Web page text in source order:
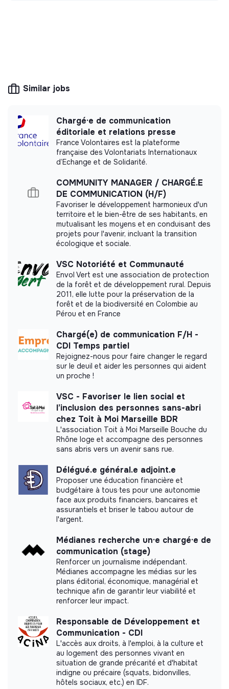
making potential is limited. It may be an
More information
Website
Nonprofit organization
Between 250 and 2000
employees
Handicap
Impact study
ANRH did not yet communicate its impact
measurement.
Labels and certifications
This structure did not communicate to us the
labels or certifications that it was able to obtain.
Documents
Did not yet add a transparency document.
Similar jobs
Chargé·e de communication
éditoriale et relations presse
France Volontaires est la plateforme
française des Volontariats Internationaux
d’Echange et de Solidarité.
COMMUNITY MANAGER / CHARGÉ.E
DE COMMUNICATION (H/F)
Favoriser le développement harmonieux d'un
territoire et le bien-être de ses habitants, en
mutualisant les moyens et en conduisant des
projets pour l'avenir, incluant la transition
écologique et sociale.
VSC Notoriété et Communauté
Envol Vert est une association de protection
de la forêt et de développement rural. Depuis
2011, elle lutte pour la préservation de la
forêt et de la biodiversité en Colombie au
Pérou et en France
Chargé(e) de communication F/H -
CDI Temps partiel
Rejoignez-nous pour faire changer le regard
sur le deuil et aider les personnes qui aident
un proche !
VSC - Favoriser le lien social et
l’inclusion des personnes sans-abri
chez Toit à Moi Marseille BDR
L'association Toit à Moi Marseille Bouche du
Rhône loge et accompagne des personnes
sans abris vers un avenir sans rue.
Délégué.e général.e adjoint.e
Proposer une éducation financière et
budgétaire à tous·tes pour une autonomie
face aux produits financiers, bancaires et
assurantiels et briser le tabou autour de
l'argent.
Médianes recherche un·e chargé·e de
communication (stage)
Renforcer un journalisme indépendant.
Médianes accompagne les médias sur les
plans éditorial, économique, managérial et
technique afin de garantir leur viabilité et
renforcer leur impact.
Responsable de Développement et
Communication - CDI
L'accès aux droits, à l'emploi, à la culture et
au logement des personnes vivant en
situation de grande précarité et d'habitat
indigne ou précaire (squats, bidonvilles,
hôtels sociaux, etc.) en IDF.